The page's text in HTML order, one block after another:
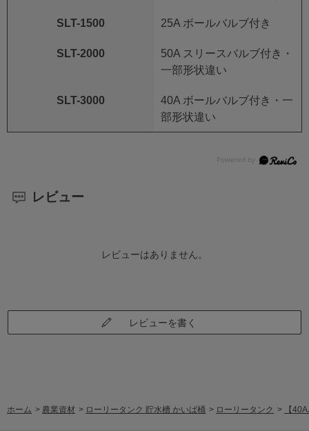
SLT-1500 25A ボールバルブ付き
SLT-2000
50A スリースバルブ付き・
一部形状違い
SLT-3000
40A ボールバルブ付き・一
部形状違い
レビュー
レビューはありません。
レビューを書く
ホーム > 農業資材 > ローリータンク 貯水槽 かいば桶 > ローリータンク > 【